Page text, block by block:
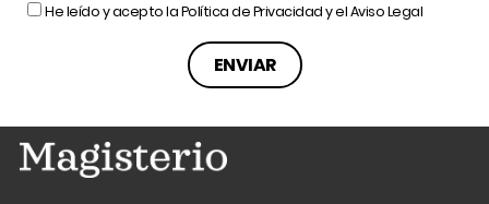
He leído y acepto laPolítica de Privacidady elAviso Legal